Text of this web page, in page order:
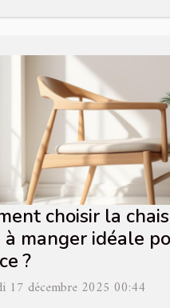
choisir la
manger idéale
?
17 décembre 2025 00:44